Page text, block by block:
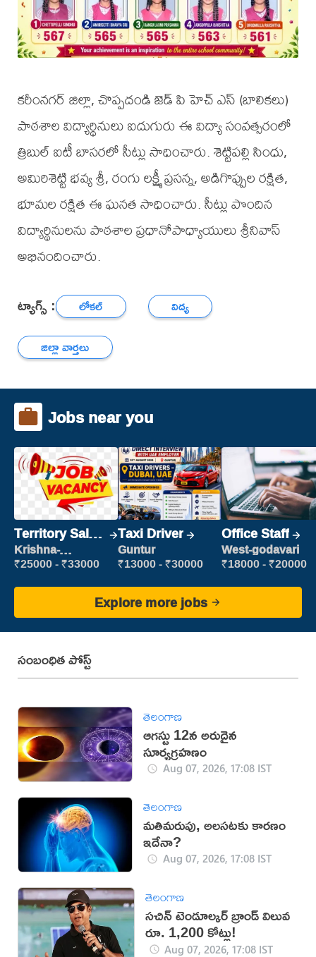
కరీంనగర్ జిల్లా, చొప్పదండి జెడ్ పి హెచ్ ఎస్ (బాలికలు)
పాఠశాల విద్యార్థినులు ఐదుగురు ఈ విద్యా సంవత్సరంలో
త్రిబుల్ ఐటీ బాసరలో సీట్లు సాధించారు. శెట్టిపల్లి సింధు,
అమిరిశెట్టి భవ్య శ్రీ, రంగు లక్ష్మీ ప్రసన్న, అడిగొప్పుల రక్షిత,
భూమల రక్షిత ఈ ఘనత సాధించారు. సీట్లు పొందిన
విద్యార్థినులను పాఠశాల ప్రధానోపాధ్యాయులు శ్రీనివాస్
అభినందించారు.
ట్యాగ్స్ : లోకల్
విద్య
జిల్లా వార్తలు
Jobs near you
Territory Sales
Manager
Krishna-
vijayawada
₹25000 - ₹33000
Taxi Driver
Guntur
₹13000 - ₹30000
Office Staff
West-godavari
₹18000 - ₹20000
Explore more jobs
సంబంధిత పోస్ట్
తెలంగాణ
ఆగస్టు 12న అరుదైన
సూర్యగ్రహణం
Aug 07, 2026, 17:08 IST
తెలంగాణ
మతిమరుపు, అలసటకు కారణం
ఇదేనా?
Aug 07, 2026, 17:08 IST
తెలంగాణ
సచిన్ టెండూల్కర్ బ్రాండ్ విలువ
రూ. 1,200 కోట్లు!
Aug 07, 2026, 17:08 IST